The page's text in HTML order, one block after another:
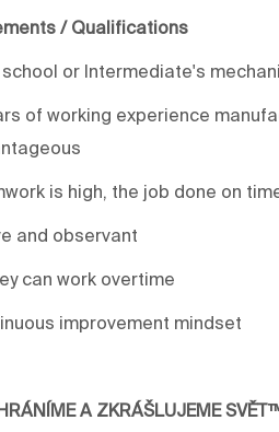
/ Qualifications
school or Intermediate's
of working experience
is high, the job done on
and observant
can work overtime
improvement mindset
A ZKRÁŠLUJEME